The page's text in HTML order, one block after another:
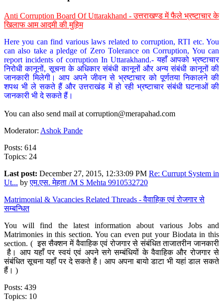
Anti Corruption Board Of Uttarakhand - उत्तराखण्ड में फैले भ्रष्टाचार के
खिलाफ आम आदमी की मुहिम
Here you can find various laws related to corruption, RTI etc. You
can also take a pledge of Zero Tolerance on Corruption, You can
report incidents of corruption In Uttarakhand.- यहाँ आपको भ्रष्टाचार
निरोधी कानूनों, सूचना के अधिकार संबंधी कानूनों और अन्य संबंधी कानूनों की
जानकारी मिलेगी। आप अपने जीवन से भ्रष्टाचार को पूर्णतया निकालने की
शपथ भी ले सकते हैं और उत्तराखंड में हो रही भ्रष्टाचार संबंधी घटनाओं की
जानकारी भी दे सकते हैं।
You can also send mail at corruption@merapahad.com
Moderator: Ashok Pande
Posts: 614
Topics: 24
Last post: December 27, 2015, 12:33:09 PM Re: Currupt System in
Ut... byएम.एस. मेहता /M S Mehta 9910532720
Matrimonial & Vacancies Related Threads - वैवाहिक एवं रोजगार से
सम्बन्धित
You will find the latest information about various Jobs and
Matrimonies in this section. You can even put your Biodata in this
section. ( इस सैक्शन में वैवाहिक एवं रोजगार से संबंधित ताजातरीन जानकारी
है। आप यहाँ पर स्वयं एवं अपने सगे सम्बंधियों के वैवाहिक और रोजगार से
संबंधित सूचना यहाँ पर दे सकते है। आप अपना बायो डाटा भी यहां डाल सकते
हैं। )
Posts: 439
Topics: 10